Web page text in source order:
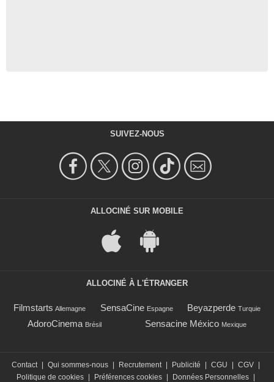
SUIVEZ-NOUS
ALLOCINÉ SUR MOBILE
ALLOCINÉ À L'ÉTRANGER
Filmstarts Allemagne SensaCine Espagne Beyazperde Turquie
AdoroCinema Brésil Sensacine México Mexique
Contact Qui sommes-nous Recrutement Publicité CGU CGV
Politique de cookies
Préférences cookies Données Personnelles